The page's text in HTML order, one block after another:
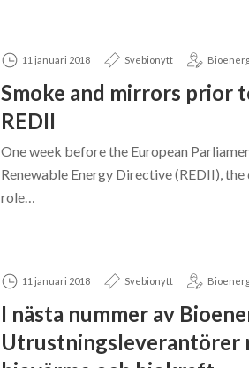
11 januari 2018 Svebionytt
Smoke and mirrors prior
REDII
One week before the European
Renewable Energy Directive (REDII),
role…
11 januari 2018 Svebionytt
I nästa nummer av
Utrustningsleverantörer